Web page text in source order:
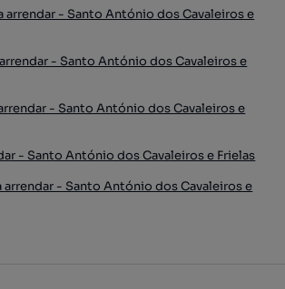
arrendar - Santo António dos Cavaleiros e
- Santo António dos Cavaleiros e
- Santo António dos Cavaleiros e
- Santo António dos Cavaleiros e Frielas
arrendar - Santo António dos Cavaleiros e